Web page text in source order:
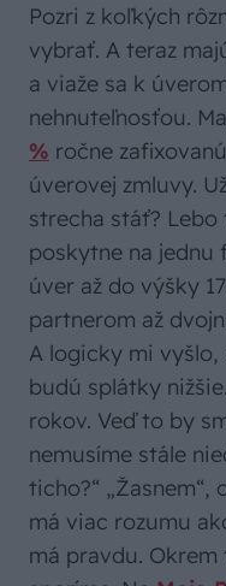
Pozri z koľkých
vybrať. A teraz
a viaže sa k
nehnuteľnosťou.
% ročne
úverovej zmluvy.
strecha stáť? Lebo
poskytne na jednu
úver až do výšky
partnerom až
A logicky mi vyšlo,
budú splátky
rokov. Veď to by
nemusíme stále
ticho?“ „Žasnem“,
má viac rozumu
má pravdu. Okrem